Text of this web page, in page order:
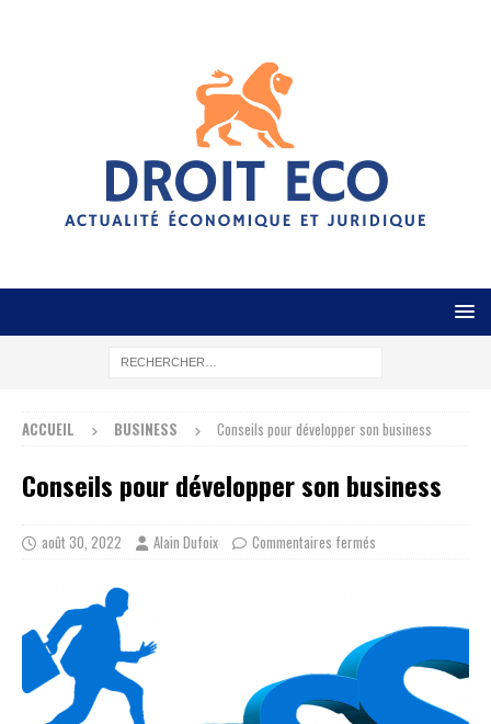
ACCUEIL BUSINESS Conseils pour développer son business
Conseils pour développer son business
août 30, 2022 Alain Dufoix Commentaires fermés